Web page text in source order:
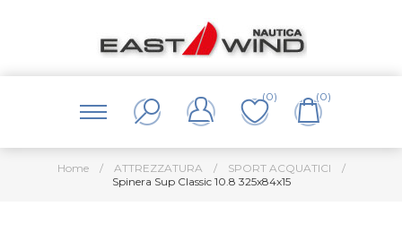
(0) (0)
Home / ATTREZZATURA / SPORT ACQUATICI
/
Spinera Sup Classic 10.8 325x84x15